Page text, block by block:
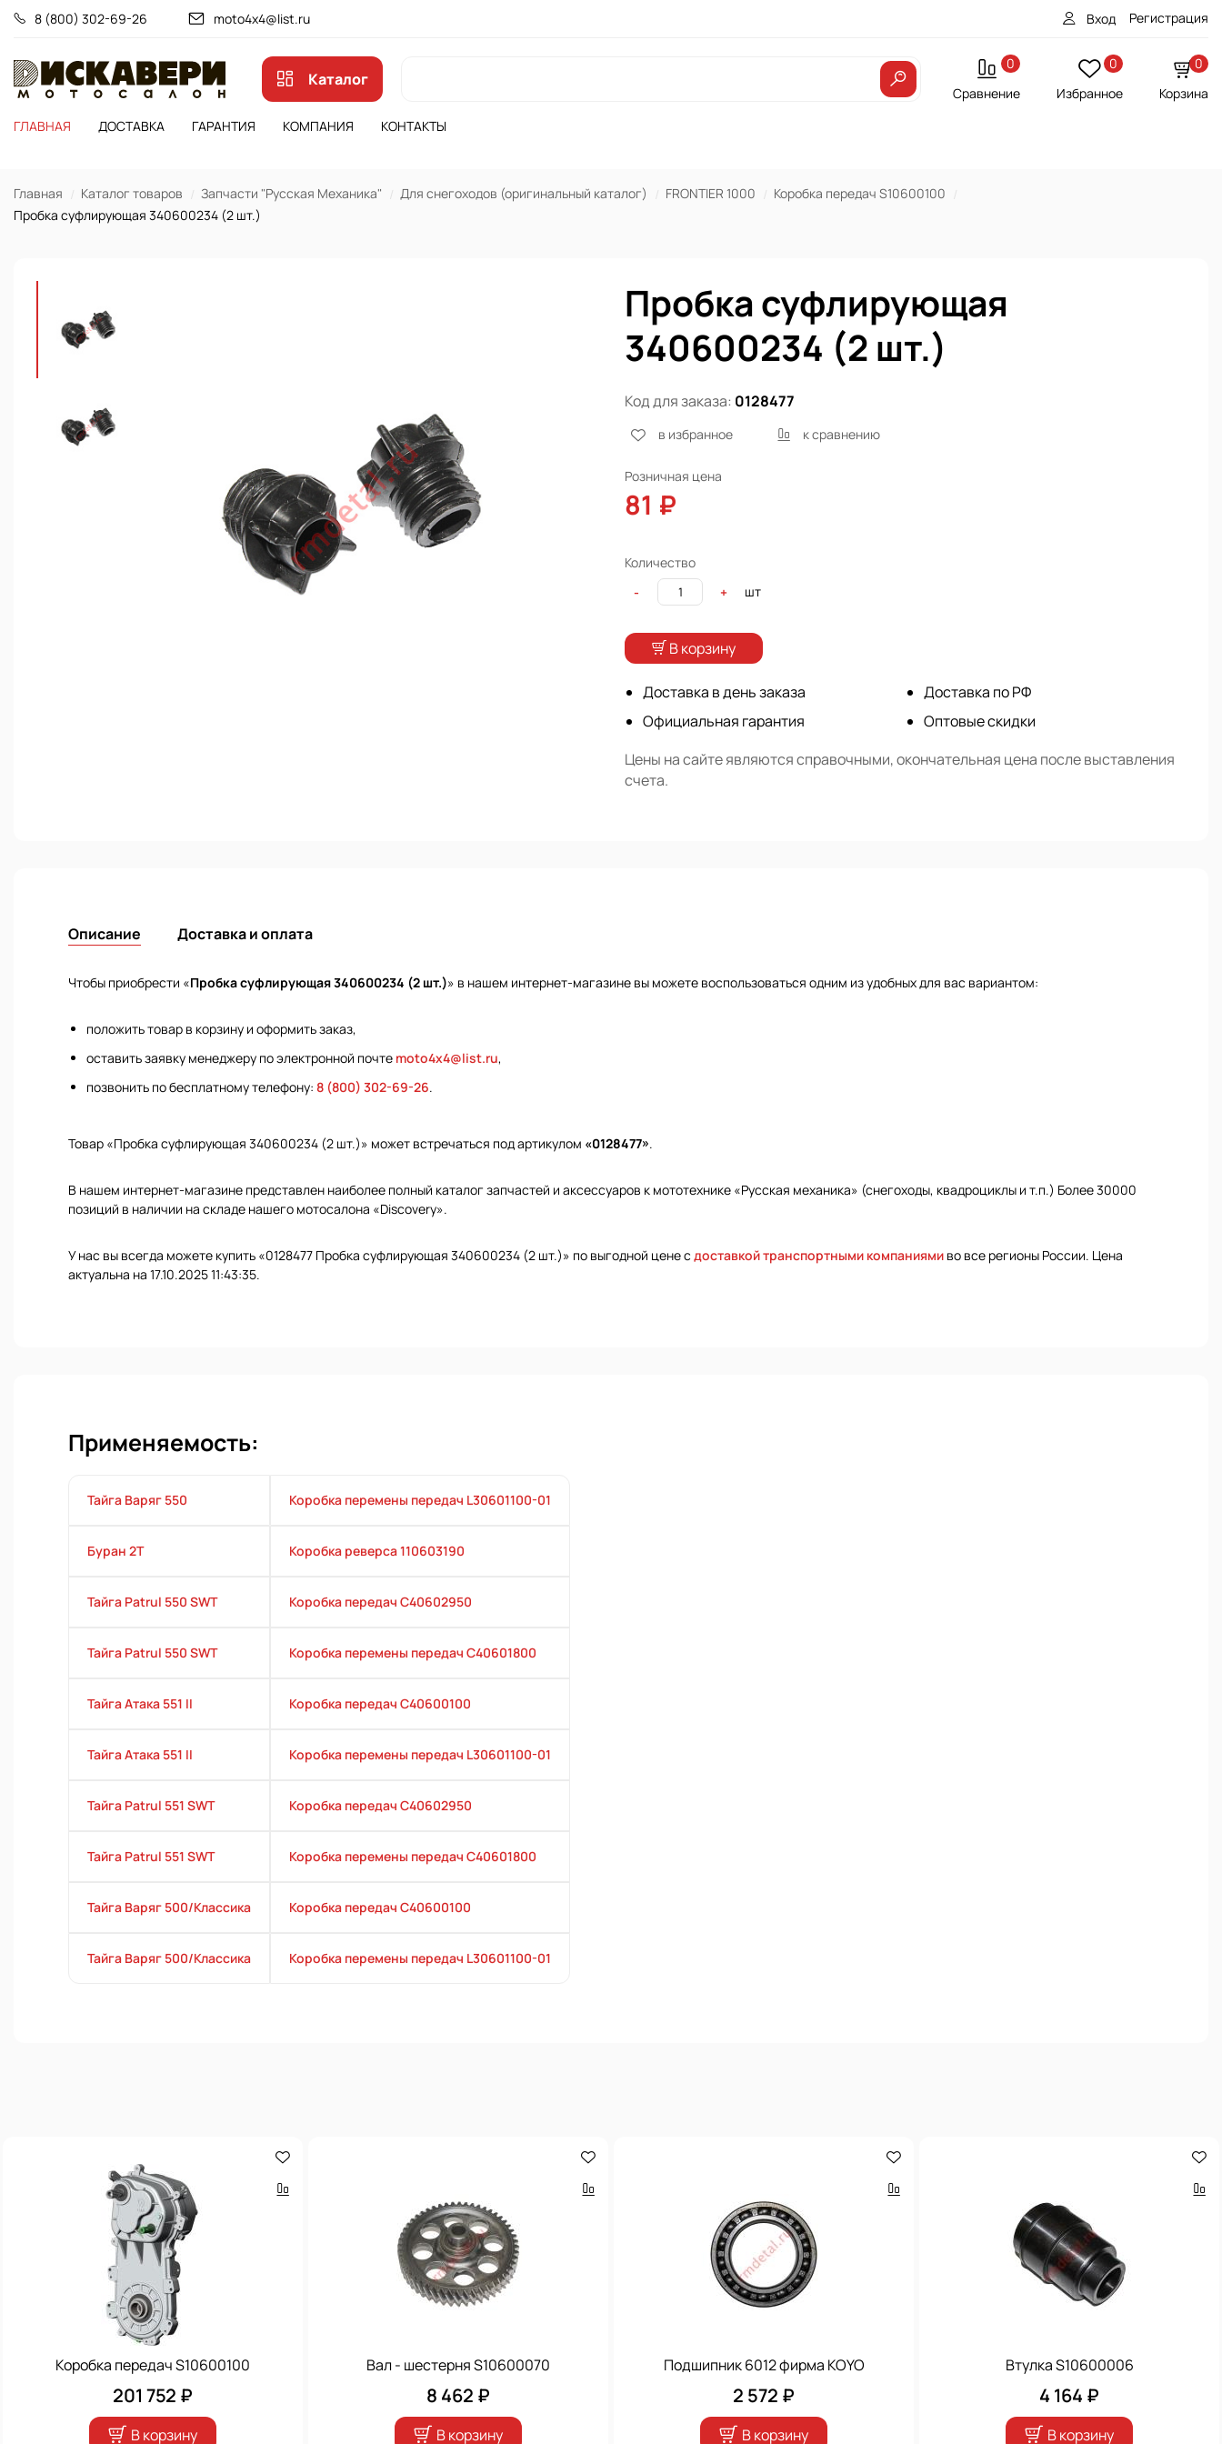
8 (800) 302-69-26 moto4x4@list.ru Вход Регистрация
Каталог
0
Сравнение
0
Избранное
0
Корзина
ГЛАВНАЯ
ДОСТАВКА ГАРАНТИЯ КОМПАНИЯ КОНТАКТЫ
Главная Каталог товаров Запчасти "Русская Механика" Для снегоходов (оригинальный каталог) FRONTIER 1000
Коробка передач S10600100
Пробка суфлирующая 340600234 (2 шт.)
Пробка суфлирующая
340600234 (2 шт.)
Код для заказа: 0128477
в избранное к сравнению
Розничная цена
81 ₽
Количество
-
+ шт
В корзину
Доставка в день заказа
Официальная гарантия
Доставка по РФ
Оптовые скидки
Цены на сайте являются справочными, окончательная цена после выставления
счета.
Описание Доставка и оплата
Чтобы приобрести «Пробка суфлирующая 340600234 (2 шт.)» в нашем интернет-магазине вы можете воспользоваться одним из удобных для вас вариантом:
положить товар в корзину и оформить заказ,
оставить заявку менеджеру по электронной почте moto4x4@list.ru,
позвонить по бесплатному телефону: 8 (800) 302-69-26.
Товар «Пробка суфлирующая 340600234 (2 шт.)» может встречаться под артикулом «0128477».
В нашем интернет-магазине представлен наиболее полный каталог запчастей и аксессуаров к мототехнике «Русская механика» (снегоходы, квадроциклы и т.п.) Более 30000
позиций в наличии на складе нашего мотосалона «Discovery».
У нас вы всегда можете купить «0128477 Пробка суфлирующая 340600234 (2 шт.)» по выгодной цене с доставкой транспортными компаниями во все регионы России. Цена
актуальна на 17.10.2025 11:43:35.
Применяемость:
Тайга Варяг 550 Коробка перемены передач L30601100-01
Буран 2Т Коробка реверса 110603190
Тайга Patrul 550 SWT Коробка передач С40602950
Тайга Patrul 550 SWT Коробка перемены передач С40601800
Тайга Атака 551 II Коробка передач C40600100
Тайга Атака 551 II Коробка перемены передач L30601100-01
Тайга Patrul 551 SWT Коробка передач С40602950
Тайга Patrul 551 SWT Коробка перемены передач С40601800
Тайга Варяг 500/Классика Коробка передач C40600100
Тайга Варяг 500/Классика Коробка перемены передач L30601100-01
Коробка передач S10600100
201 752 ₽
В корзину
Вал - шестерня S10600070
8 462 ₽
В корзину
Подшипник 6012 фирма KOYO
2 572 ₽
В корзину
Втулка S10600006
4 164 ₽
В корзину